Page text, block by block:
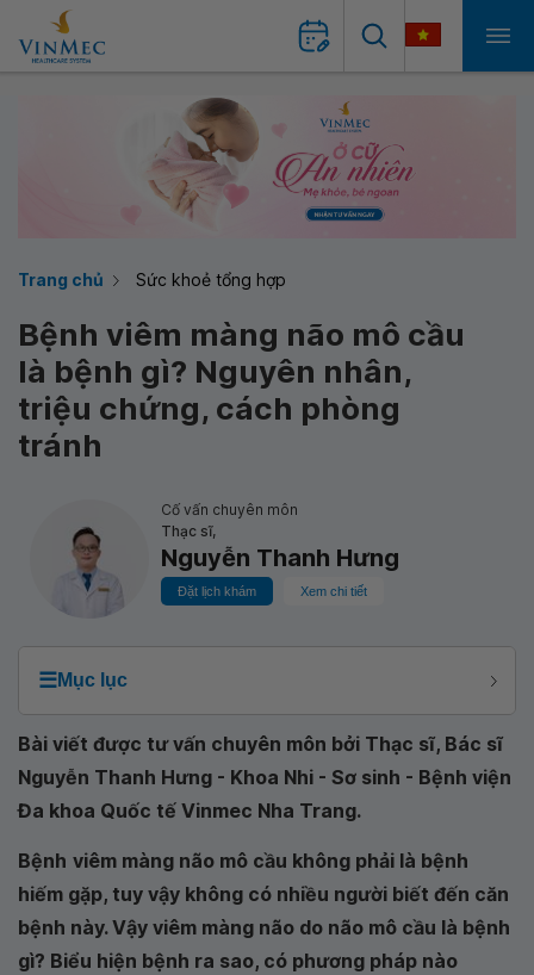
Trang chủ Sức khoẻ tổng hợp
Bệnh viêm màng não mô cầu
là bệnh gì? Nguyên nhân,
triệu chứng, cách phòng
tránh
Cố vấn chuyên môn
Thạc sĩ,
Nguyễn Thanh Hưng
Đặt lịch khám Xem chi tiết
☰Mục lục
Bài viết được tư vấn chuyên môn bởi Thạc sĩ, Bác sĩ
Nguyễn Thanh Hưng - Khoa Nhi - Sơ sinh - Bệnh viện
Đa khoa Quốc tế Vinmec Nha Trang.
Bệnh viêm màng não mô cầu không phải là bệnh
hiếm gặp, tuy vậy không có nhiều người biết đến căn
bệnh này. Vậy viêm màng não do não mô cầu là bệnh
gì? Biểu hiện bệnh ra sao, có phương pháp nào